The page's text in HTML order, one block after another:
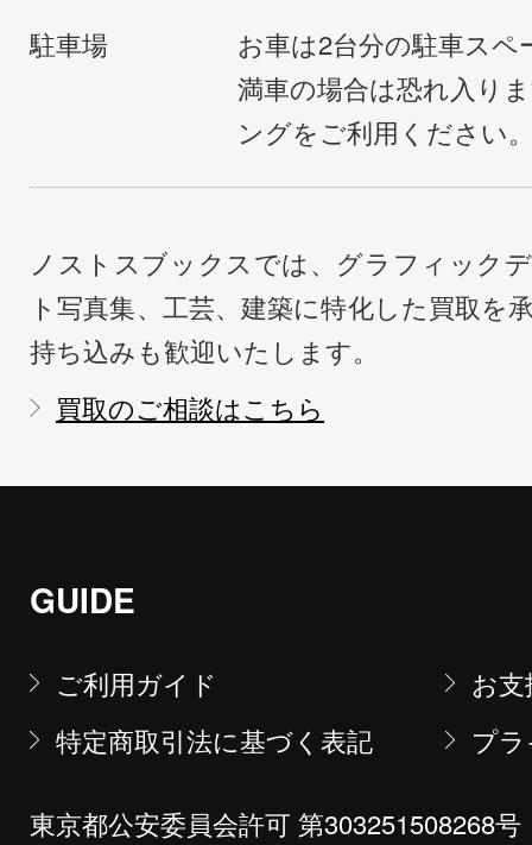
駐車場
お車は2台分の駐車ス
満車の場合は恐れ入り
ングをご利用ください
ノストスブックスでは、グラフィック
ト写真集、工芸、建築に特化した買取を
持ち込みも歓迎いたします。
買取のご相談はこちら
GUIDE
ご利用ガイド
お
特定商取引法に基づく表記
プ
東京都公安委員会許可 第303251508268号